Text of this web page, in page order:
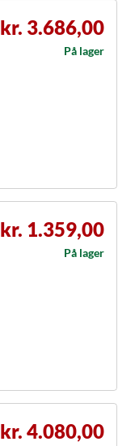
kr. 3.686,00
På lager
kr. 1.359,00
På lager
kr. 4.080,00